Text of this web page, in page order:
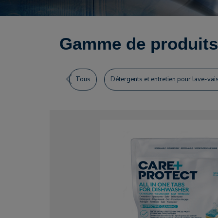
Gamme de
Tous Détergents et entretien pour lave-